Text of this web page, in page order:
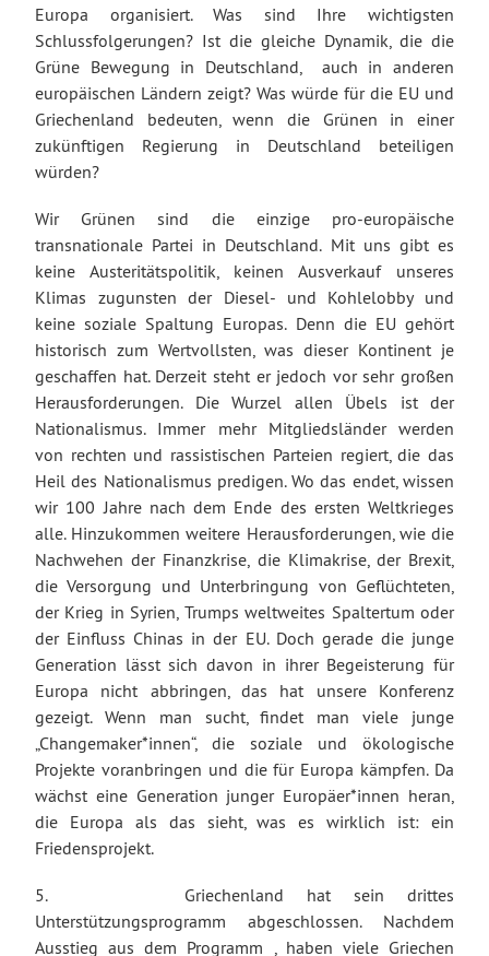
Europa organisiert. Was sind Ihre wichtigsten
Schlussfolgerungen? Ist die gleiche Dynamik, die die
Grüne Bewegung in Deutschland, auch in anderen
europäischen Ländern zeigt? Was würde für die EU und
Griechenland bedeuten, wenn die Grünen in einer
zukünftigen Regierung in Deutschland beteiligen
würden?
Wir Grünen sind die einzige pro-europäische
transnationale Partei in Deutschland. Mit uns gibt es
keine Austeritätspolitik, keinen Ausverkauf unseres
Klimas zugunsten der Diesel- und Kohlelobby und
keine soziale Spaltung Europas. Denn die EU gehört
historisch zum Wertvollsten, was dieser Kontinent je
geschaffen hat. Derzeit steht er jedoch vor sehr großen
Herausforderungen. Die Wurzel allen Übels ist der
Nationalismus. Immer mehr Mitgliedsländer werden
von rechten und rassistischen Parteien regiert, die das
Heil des Nationalismus predigen. Wo das endet, wissen
wir 100 Jahre nach dem Ende des ersten Weltkrieges
alle. Hinzukommen weitere Herausforderungen, wie die
Nachwehen der Finanzkrise, die Klimakrise, der Brexit,
die Versorgung und Unterbringung von Geflüchteten,
der Krieg in Syrien, Trumps weltweites Spaltertum oder
der Einfluss Chinas in der EU. Doch gerade die junge
Generation lässt sich davon in ihrer Begeisterung für
Europa nicht abbringen, das hat unsere Konferenz
gezeigt. Wenn man sucht, findet man viele junge
„Changemaker*innen“, die soziale und ökologische
Projekte voranbringen und die für Europa kämpfen. Da
wächst eine Generation junger Europäer*innen heran,
die Europa als das sieht, was es wirklich ist: ein
Friedensprojekt.
5. Griechenland hat sein drittes
Unterstützungsprogramm abgeschlossen. Nachdem
Ausstieg aus dem Programm , haben viele Griechen